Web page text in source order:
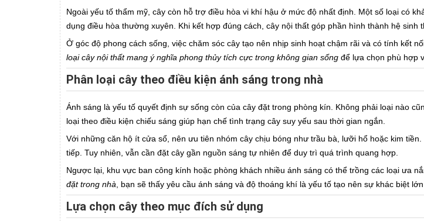
Ngoài yếu tố thẩm mỹ, cây còn hỗ trợ điều hòa vi khí hậu ở mức độ nhất định. Một số loại có
dụng điều hòa thường xuyên. Khi kết hợp đúng cách, cây nội thất góp phần hình thành hệ sinh
Ở góc độ phong cách sống, việc chăm sóc cây tạo nên nhịp sinh hoạt chậm rãi và có tính kết
loại cây nội thất mang ý nghĩa phong thủy tích cực trong không gian sống để lựa chọn phù hợp
Phân loại cây theo điều kiện ánh sáng trong nhà
Ánh sáng là yếu tố quyết định sự sống còn của cây đặt trong phòng kín. Không phải loại nào
loại theo điều kiện chiếu sáng giúp hạn chế tình trạng cây suy yếu sau thời gian ngắn.
Với những căn hộ ít cửa sổ, nên ưu tiên nhóm cây chịu bóng như trầu bà, lưỡi hổ hoặc kim
tiếp. Tuy nhiên, vẫn cần đặt cây gần nguồn sáng tự nhiên để duy trì quá trình quang hợp.
Ngược lại, khu vực ban công kính hoặc phòng khách nhiều ánh sáng có thể trồng các loại ưa
đặt trong nhà , bạn sẽ thấy yêu cầu ánh sáng và độ thoáng khí là yếu tố tạo nên sự khác biệt lớn
Lựa chọn cây theo mục đích sử dụng